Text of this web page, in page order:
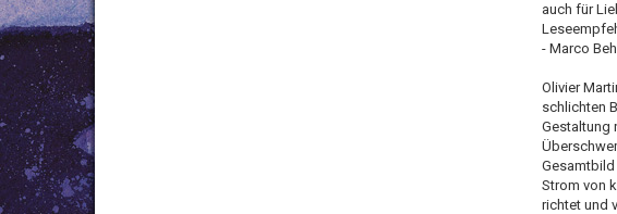
auch für
- Marco
Olivier
schlichten
Gestaltung
Gesamtbild
Strom von
richtet und